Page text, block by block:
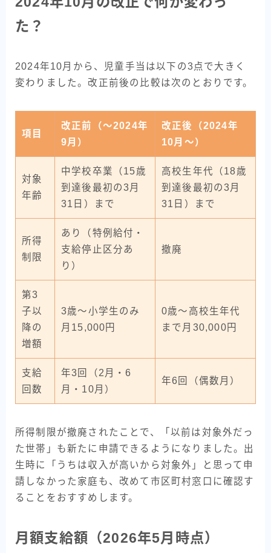
た？
2024年10月から、児童手当は以下の3点で大きく
変わりました。改正前後の比較は次のとおりです。
項目
改正前（〜2024年
9月）
改正後（2024年
10月〜）
対象
年齢
中学校卒業（15歳
到達後最初の3月
31日）まで
高校生年代（18歳
到達後最初の3月
31日）まで
所得
制限
あり（特例給付・
支給停止区分あ
り）
撤廃
第3
子以
降の
増額
3歳〜小学生のみ
月15,000円
0歳〜高校生年代
まで月30,000円
支給
回数
年3回（2月・6
月・10月）
年6回（偶数月）
所得制限が撤廃されたことで、「以前は対象外だっ
た世帯」も新たに申請できるようになりました。出
生時に「うちは収入が高いから対象外」と思って申
請しなかった家庭も、改めて市区町村窓口に確認す
ることをおすすめします。
月額支給額（2026年5月時点）